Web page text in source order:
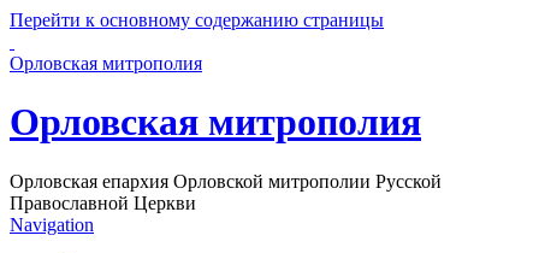
Перейти к основному содержанию страницы
Орловская митрополия
Орловская митрополия
Орловская епархия Орловской митрополии Русской
Православной Церкви
Navigation